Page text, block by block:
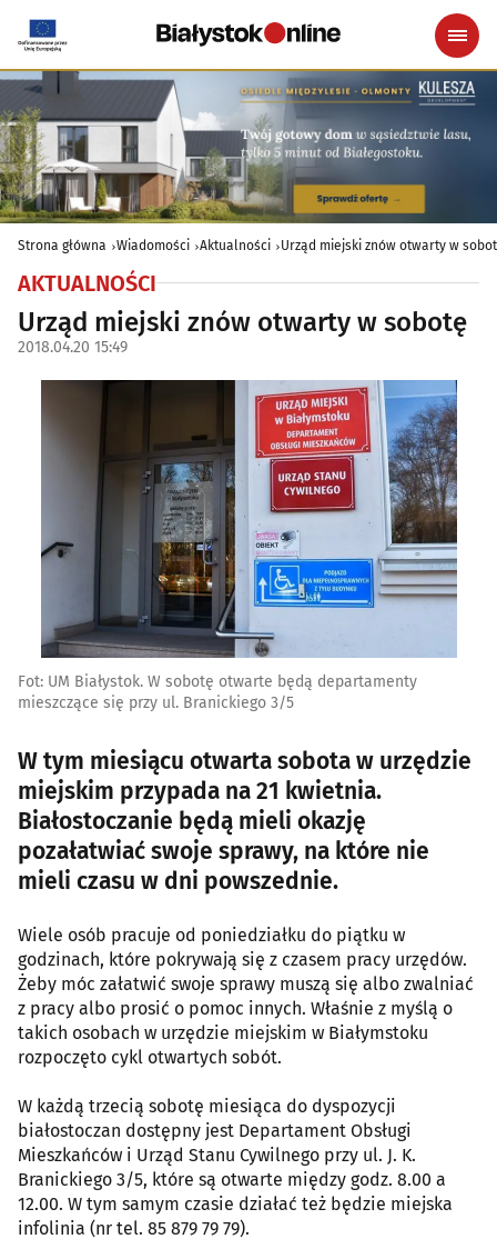
Strona główna Wiadomości Aktualności Urząd miejski znów otwarty w
AKTUALNOŚCI
Urząd miejski znów otwarty w sobotę
2018.04.20 15:49
Fot: UM Białystok. W sobotę otwarte będą departamenty
mieszczące się przy ul. Branickiego 3/5
W tym miesiącu otwarta sobota w urzędzie
miejskim przypada na 21 kwietnia.
Białostoczanie będą mieli okazję
pozałatwiać swoje sprawy, na które nie
mieli czasu w dni powszednie.
Wiele osób pracuje od poniedziałku do piątku w
godzinach, które pokrywają się z czasem pracy urzędów.
Żeby móc załatwić swoje sprawy muszą się albo zwalniać
z pracy albo prosić o pomoc innych. Właśnie z myślą o
takich osobach w urzędzie miejskim w Białymstoku
rozpoczęto cykl otwartych sobót.
W każdą trzecią sobotę miesiąca do dyspozycji
białostoczan dostępny jest Departament Obsługi
Mieszkańców i Urząd Stanu Cywilnego przy ul. J. K.
Branickiego 3/5, które są otwarte między godz. 8.00 a
12.00. W tym samym czasie działać też będzie miejska
infolinia (nr tel. 85 879 79 79).